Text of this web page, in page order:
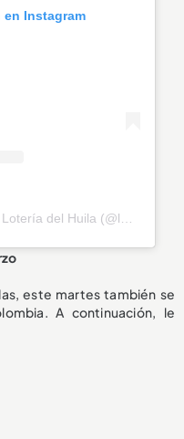
en Instagram
Una publicación compartida de Lotería del Huila (@loteriahuila)
este martes también se
A continuación, le